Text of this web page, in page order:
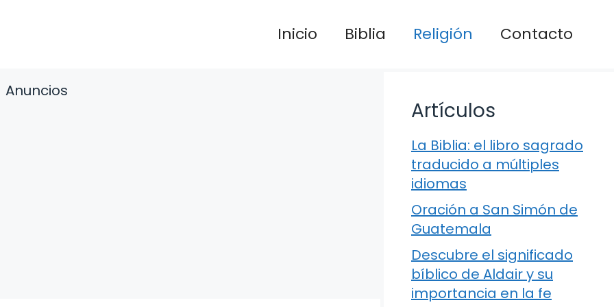
Inicio Biblia Religión Contacto
Anuncios
Artículos
La Biblia: el libro sagrado
traducido a múltiples
idiomas
Oración a San Simón de
Guatemala
Descubre el significado
bíblico de Aldair y su
importancia en la fe